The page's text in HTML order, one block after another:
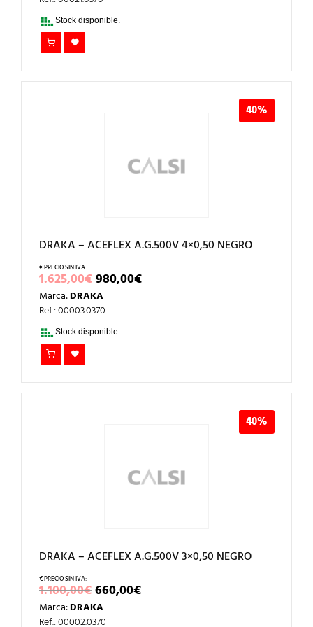
1.240,00€.
Stock disponible.
40%
DRAKA – ACEFLEX A.G.500V 4×0,50 NEGRO
1.625,00€EL
PRECIO
ORIGINAL
ERA:1.625,00€.
980,00€EL
PRECIO
Marca:DRAKA
Ref.: 00003.0370
Stock disponible.
40%
DRAKA – ACEFLEX A.G.500V 3×0,50 NEGRO
1.100,00€EL
PRECIO
ORIGINAL
660,00€EL
PRECIO
Marca:DRAKA
Ref.: 00002.0370